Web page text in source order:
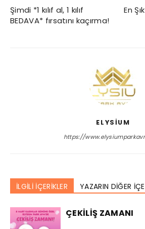
Şimdi *1 kılıf al, 1 kılıf
BEDAVA* fırsatını kaçırma!
En
ELYSIUM
https://
İLGİLİ İÇERİKLER YAZARIN DİĞER
ÇEKİLİŞ ZAMANI